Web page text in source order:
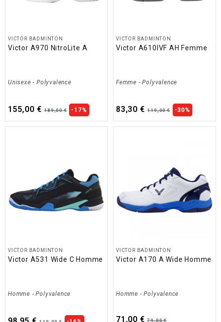
VICTOR BADMINTON
Victor A970 NitroLite A
Unisexe -Polyvalence
155,00 € 189,00 € -17%
VICTOR BADMINTON
Victor A610IVF AH Femme
Femme -Polyvalence
83,30 € 119,00 € -30%
VICTOR BADMINTON
Victor A531 Wide C Homme
Homme -Polyvalence
VICTOR BADMINTON
Victor A170 A Wide Homme
Homme -Polyvalence
71,00 € 79,00 €